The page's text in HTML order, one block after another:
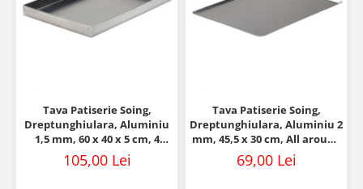
Tava Patiserie Soing,
Dreptunghiulara, Aluminiu
1,5 mm, 60 x 40 x 5 cm, 4
laturi 90°
105,00 Lei
Tava Patiserie Soing,
Dreptunghiulara, Aluminiu 2
mm, 45,5 x 30 cm, All around
45°
69,00 Lei